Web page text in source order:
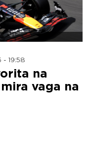
- 19:58
na
vaga na